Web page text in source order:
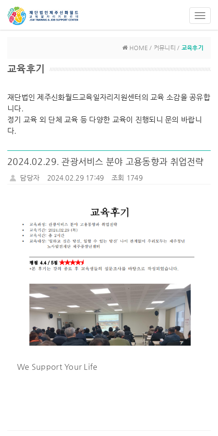
HOME / 커뮤니티 / 교육후기
교육후기
재단법인 제주신화월드교육일자리지원센터의 교육 소감을 공유합
니다.
정기 교육 외 단체 교육 등 다양한 교육이 진행되니 문의 바랍니
다.
2024.02.29. 관광서비스 분야 고용동향과 취업전략
담당자 2024.02.29 17:49 조회 1749
We Support Your Life